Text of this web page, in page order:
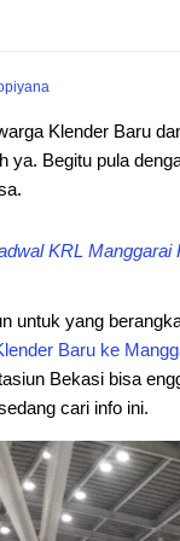
Klender Baru
ya. Begitu pula
KRL Manggarai
untuk yang
Baru ke
Bekasi bisa
cari info ini.